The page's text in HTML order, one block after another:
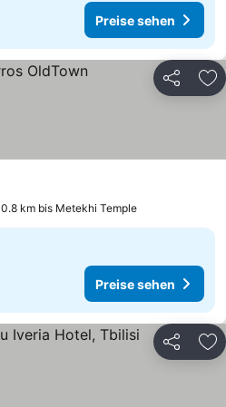
Preise sehen
Teilen
0.8 km bis Metekhi Temple
Preise sehen
Teilen